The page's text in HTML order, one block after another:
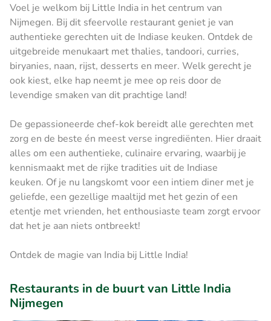
Voel je welkom bij Little India in het centrum van
Nijmegen. Bij dit sfeervolle restaurant geniet je van
authentieke gerechten uit de Indiase keuken. Ontdek de
uitgebreide menukaart met thalies, tandoori, curries,
biryanies, naan, rijst, desserts en meer. Welk gerecht je
ook kiest, elke hap neemt je mee op reis door de
levendige smaken van dit prachtige land!
De gepassioneerde chef-kok bereidt alle gerechten met
zorg en de beste én meest verse ingrediënten. Hier draait
alles om een authentieke, culinaire ervaring, waarbij je
kennismaakt met de rijke tradities uit de Indiase
keuken. Of je nu langskomt voor een intiem diner met je
geliefde, een gezellige maaltijd met het gezin of een
etentje met vrienden, het enthousiaste team zorgt ervoor
dat het je aan niets ontbreekt!
Ontdek de magie van India bij Little India!
Restaurants in de buurt van Little India
Nijmegen